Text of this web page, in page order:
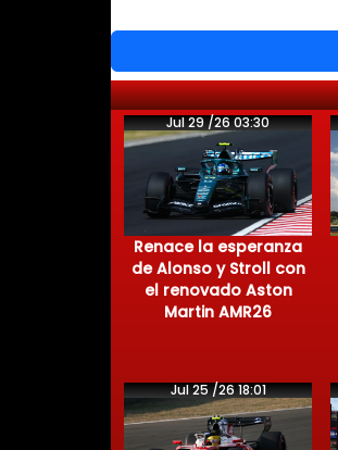
Jul 29 /26 03:30
Renace la esperanza
de Alonso y Stroll con
el renovado Aston
Martin AMR26
Jul 25 /26 18:01